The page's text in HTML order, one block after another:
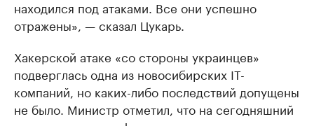
находился под атаками. Все они успешно
отражены», — сказал Цукарь.
Хакерской атаке «со стороны украинцев»
подверглась одна из новосибирских IT-
компаний, но каких-либо последствий допущены
не было. Министр отметил, что на сегодняшний